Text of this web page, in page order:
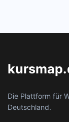
Die Plattform für
Deutschland.